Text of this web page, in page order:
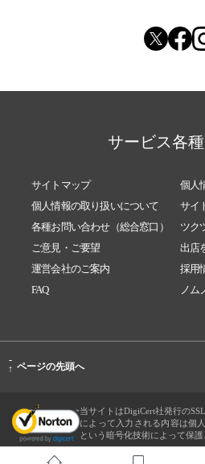
サービス各
サイトマップ
個人
個人情報の取り扱いについて
サイ
各種お問い合わせ（総合窓口）
ツク
ご意見・ご要望
出店
運営会社のご案内
採用
FAQ
ノム
-
↑ ページの先頭へ
当サイトはDigiCert社発行の
によって入力される内容は個
という暗号化技術によって保護